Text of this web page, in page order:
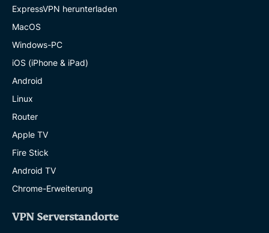
ExpressVPN herunterladen
MacOS
Windows-PC
iOS (iPhone & iPad)
Android
Linux
Router
Apple TV
Fire Stick
Android TV
Chrome-Erweiterung
VPN Serverstandorte